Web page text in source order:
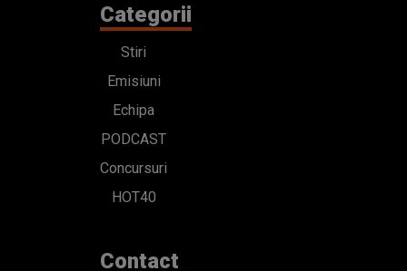
Categorii
Stiri
Emisiuni
Echipa
PODCAST
Concursuri
HOT40
Contact